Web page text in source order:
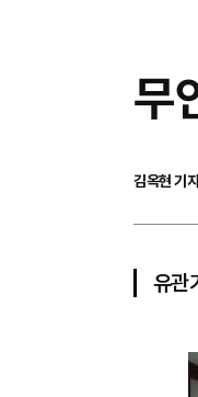
무
김옥현 기자
유관